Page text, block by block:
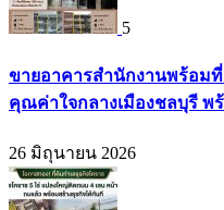
5
ขายอาคารสำนักงานพร้อม
คุณค่าใจกลางเมืองชลบุรี พ
26 มิถุนายน 2026